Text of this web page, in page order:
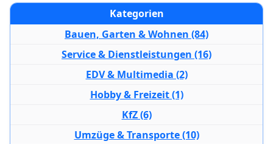
Kategorien
Bauen, Garten & Wohnen (84)
Service & Dienstleistungen (16)
EDV & Multimedia (2)
Hobby & Freizeit (1)
KfZ (6)
Umzüge & Transporte (10)